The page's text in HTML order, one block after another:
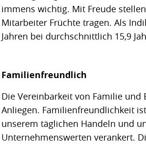
immens wichtig. Mit Freude
Mitarbeiter Früchte tragen. Als
Jahren bei durchschnittlich 15,9
Familienfreundlich
Die Vereinbarkeit von Familie
Anliegen. Familienfreundlichkeit
unserem täglichen Handeln und
Unternehmenswerten verankert.